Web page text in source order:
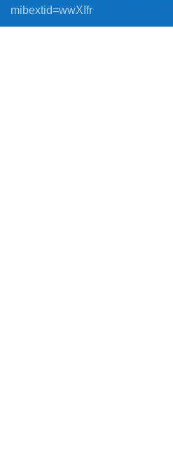
mibextid=wwXIfr